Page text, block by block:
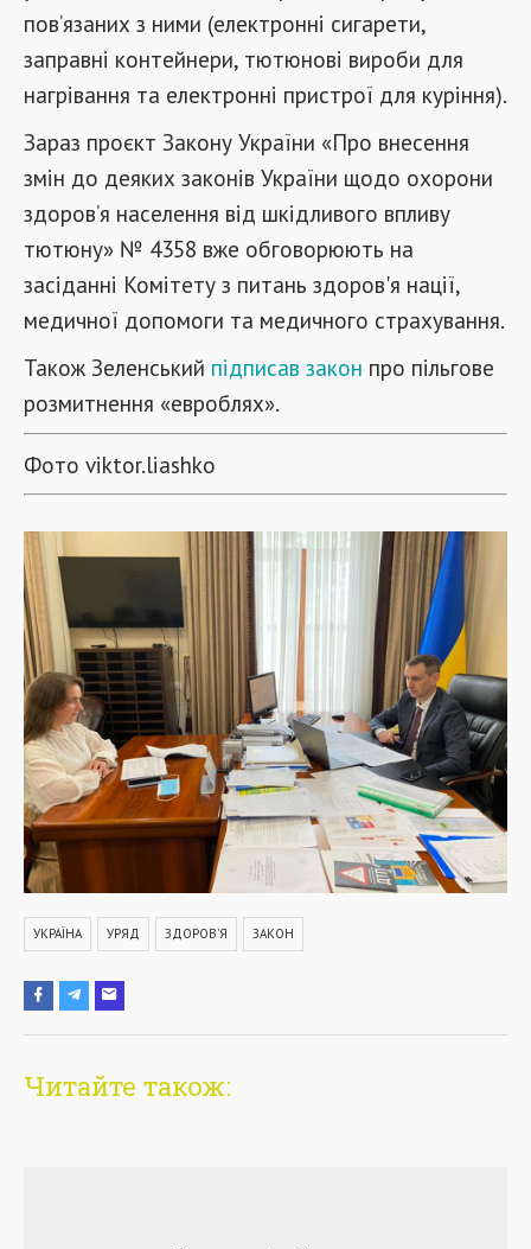
пов’язаних з ними (електронні сигарети,
заправні контейнери, тютюнові вироби для
нагрівання та електронні пристрої для куріння).
Зараз проєкт Закону України «Про внесення
змін до деяких законів України щодо охорони
здоров’я населення від шкідливого впливу
тютюну» № 4358 вже обговорюють на
засіданні Комітету з питань здоров'я нації,
медичної допомоги та медичного страхування.
Також Зеленський підписав закон про пільгове
розмитнення «евроблях».
Фото viktor.liashko
УКРАЇНА УРЯД ЗДОРОВ'Я ЗАКОН
Читайте також: